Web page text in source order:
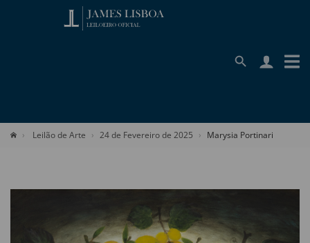
Leilão de Arte 24 de Fevereiro de 2025 Marysia Portinari